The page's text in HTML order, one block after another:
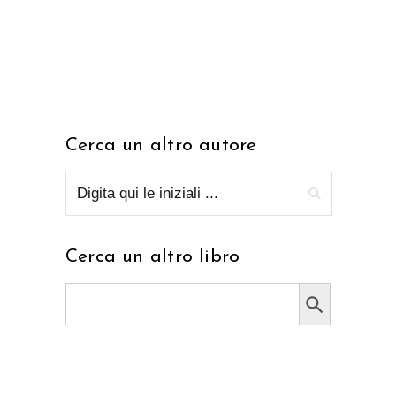
Cerca un altro autore
Cerca un altro libro
Search Button